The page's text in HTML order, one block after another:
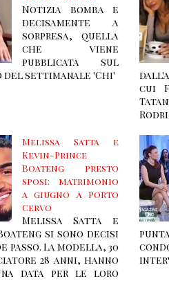
Notizia bomba e
decisamente a
sorpresa, quella
che viene
pubblicata sul
del settimanale 'Chi'
cui
Melissa Satta e
Kevin-Prince
Boateng presto
sposi: matrimonio
a giugno a Porto
Cervo
Melissa Satta e
si sono decisi
passo. La modella, 30
28 anni, hanno
data per le loro